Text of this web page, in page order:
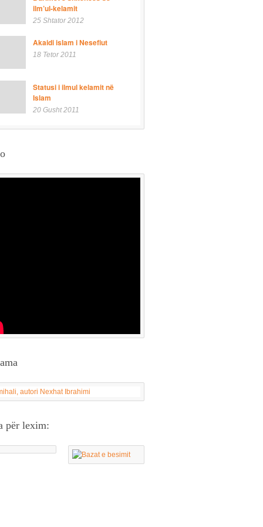
ilm’ul-kelamit
25 Shtator 2012
Akaidi islam i Nesefiut
18 Tetor 2011
Statusi i ilmul kelamit në
Islam
20 Gusht 2011
për lexim: